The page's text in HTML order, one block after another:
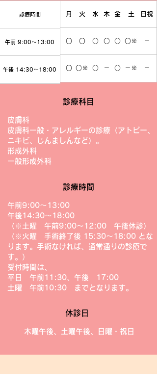
診療時間
午前 9:00～13:00
午後 14:30～18:00
​月 火 水 ​木 金 土 日祝
○ ○ ○ ○ ○ ○※ －
○ ○※ ○ － ○ － ※ －
診療科目
皮膚科
皮膚科一般・アレルギーの診療（アトピー、
ニキビ、じんましんなど）。
形成外科
一般形成外科
診療時間
午前9:00～13:00
午後14:30～18:00
（※土曜 午前9:00～12:00 午後休診）
（※火曜 手術終了後 15:30～18:00 とな
ります。手術なければ、通常通りの診療で
す。）
受付時間は、
平日 午前11:30、午後 17:00
土曜 午前10:30 までとなります。
休診日
木曜午後、土曜午後、日曜・祝日